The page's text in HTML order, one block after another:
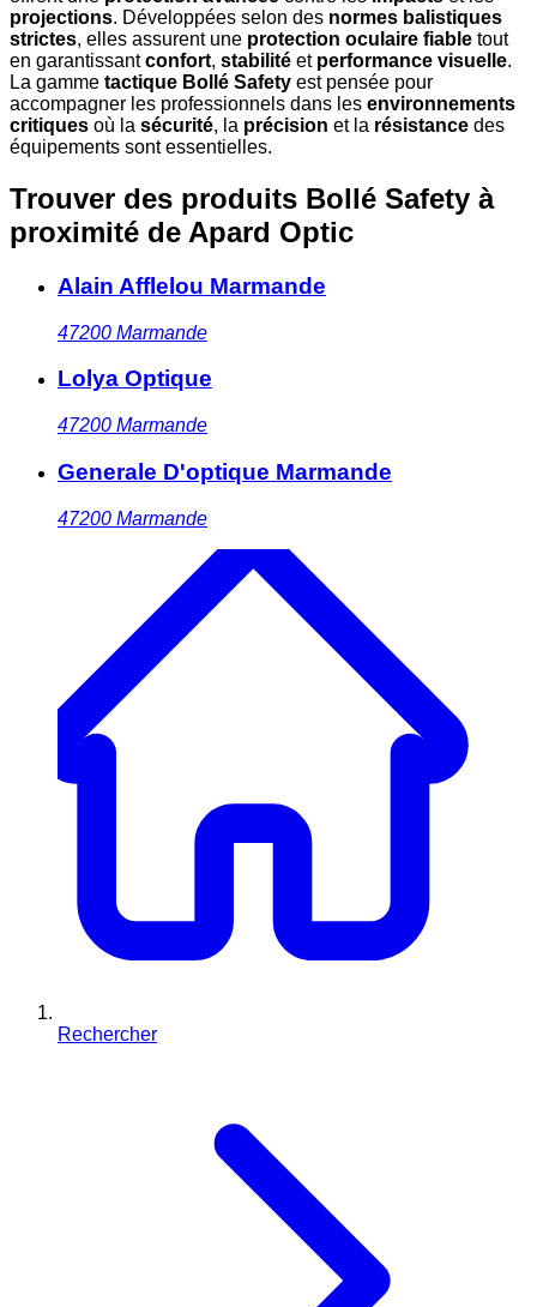
projections. Développées selon des normes balistiques
strictes, elles assurent une protection oculaire fiable tout
en garantissantconfort, stabilité et performance visuelle.
La gamme tactique Bollé Safety est pensée pour
accompagner les professionnels dans les environnements
critiques où la sécurité, la précision et la résistance des
équipements sont essentielles.
Trouver des produits Bollé Safety à
proximité de Apard Optic
Alain Afflelou Marmande
47200 Marmande
Lolya Optique
47200 Marmande
Generale D'optique Marmande
47200 Marmande
Rechercher